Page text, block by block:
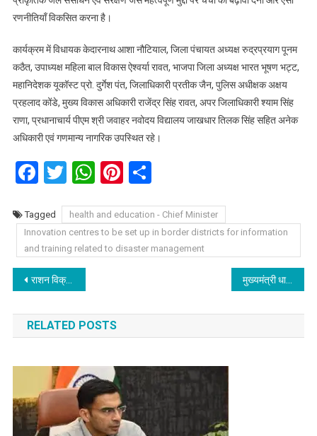
रणनीतियाँ विकसित करना है।
कार्यक्रम में विधायक केदारनाथ आशा नौटियाल, जिला पंचायत अध्यक्ष रुद्रप्रयाग पूनम
कठैत, उपाध्यक्ष महिला बाल विकास ऐश्वर्या रावत, भाजपा जिला अध्यक्ष भारत भूषण भट्ट,
महानिदेशक यूकॉस्ट प्रो. दुर्गेश पंत, जिलाधिकारी प्रतीक जैन, पुलिस अधीक्षक अक्षय
प्रहलाद कोंडे, मुख्य विकास अधिकारी राजेंद्र सिंह रावत, अपर जिलाधिकारी श्याम सिंह
राणा, प्रधानाचार्य पीएम श्री जवाहर नवोदय विद्यालय जाखधार तिलक सिंह सहित अनेक
अधिकारी एवं गणमान्य नागरिक उपस्थित रहे।
Facebook
Twitter
WhatsApp
Pinterest
Share
Tagged
health and education - Chief Minister
Innovation centres to be set up in border districts for information
and training related to disaster management
Post
navigation
राशन विक्रेताओं के लिए अच्छी खबर, लाभांश और भाड़े के भुगतान के लिए 27 करोड़ 93 लाख रुपये की धनराशि जारी। मुख्यमंत्री धामी ने 09 मोबाइल मेडिकल यूनिट (एम्बुलेंस) को हरी झंडी दिखाकर किया रवाना।
RELATED POSTS